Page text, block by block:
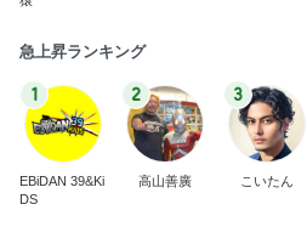
急上昇ランキング
1
EBiDAN 39&Ki
DS
2
高山善廣
3
こいたん